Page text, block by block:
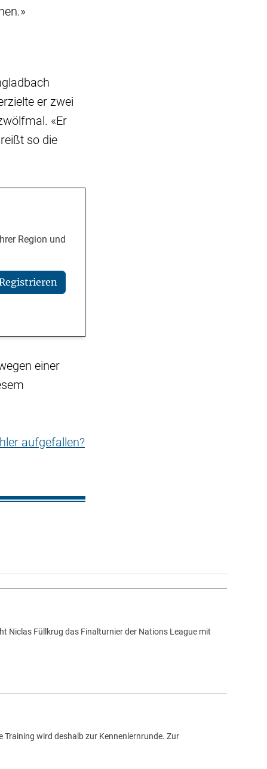
er zwei
«Er
so die
Region und
einer
aufgefallen?
Niclas Füllkrug das Finalturnier der Nations League mit
wird deshalb zur Kennenlernrunde. Zur